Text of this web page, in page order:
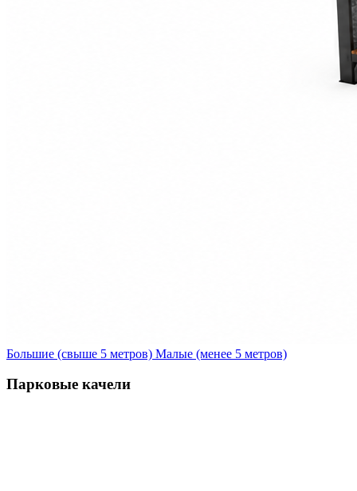
Большие (свыше 5 метров) Малые (менее 5 метров)
Парковые качели